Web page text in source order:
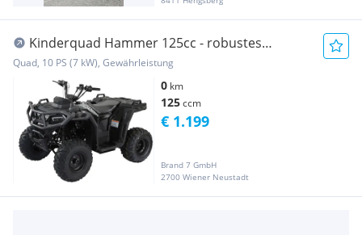
Kinderquad Hammer 125cc - robustes
Offroad-Quad...
Quad, 10 PS (7 kW), Gewährleistung
0 km
125ccm
Brand 7 GmbH
2700 Wiener Neustadt
€ 1.199